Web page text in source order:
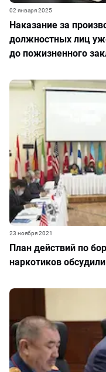
Наказание за
должностных лиц
до пожизненного
02 января 2025
План действий по
наркотиков
23 ноября 2021